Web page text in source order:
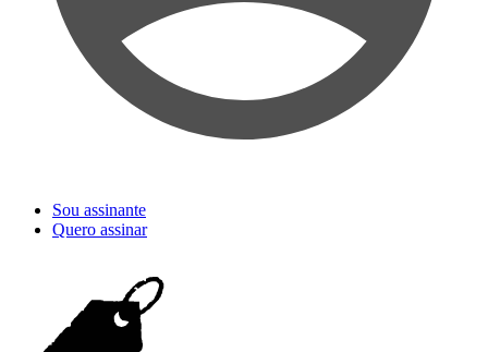
Sou assinante
Quero assinar